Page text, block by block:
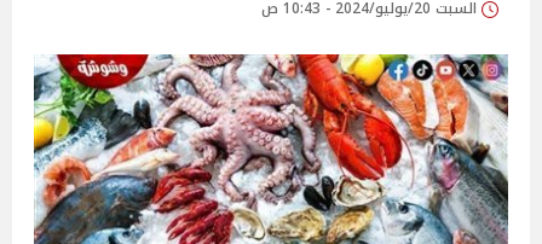
السبت 20/يوليو/2024 - 10:43 ص